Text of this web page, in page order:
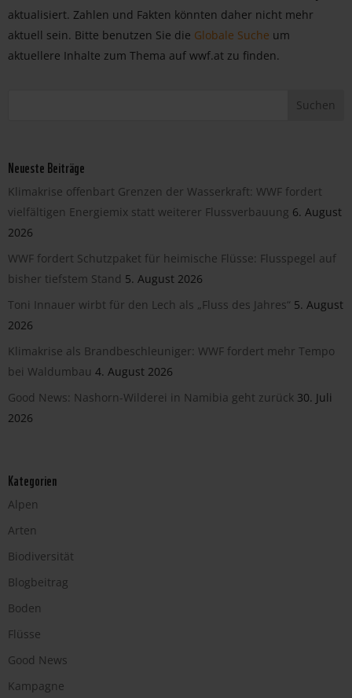
aktualisiert. Zahlen und Fakten könnten daher nicht mehr
aktuell sein. Bitte benutzen Sie die Globale Suche um
aktuellere Inhalte zum Thema auf wwf.at zu finden.
Neueste Beiträge
Klimakrise offenbart Grenzen der Wasserkraft: WWF fordert
vielfältigen Energiemix statt weiterer Flussverbauung 6. August
2026
WWF fordert Schutzpaket für heimische Flüsse: Flusspegel auf
bisher tiefstem Stand 5. August 2026
Toni Innauer wirbt für den Lech als „Fluss des Jahres“ 5. August
2026
Klimakrise als Brandbeschleuniger: WWF fordert mehr Tempo
bei Waldumbau 4. August 2026
Good News: Nashorn-Wilderei in Namibia geht zurück 30. Juli
2026
Kategorien
Alpen
Arten
Biodiversität
Blogbeitrag
Boden
Flüsse
Good News
Kampagne